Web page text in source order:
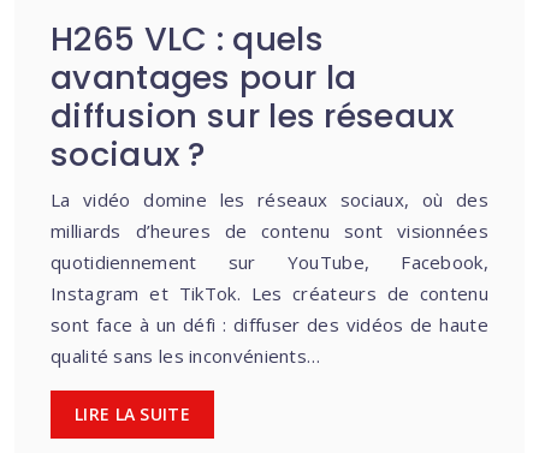
H265 VLC : quels
avantages pour la
diffusion sur les réseaux
sociaux ?
La vidéo domine les réseaux sociaux, où des
milliards d’heures de contenu sont visionnées
quotidiennement sur YouTube, Facebook,
Instagram et TikTok. Les créateurs de contenu
sont face à un défi : diffuser des vidéos de haute
qualité sans les inconvénients…
LIRE LA SUITE